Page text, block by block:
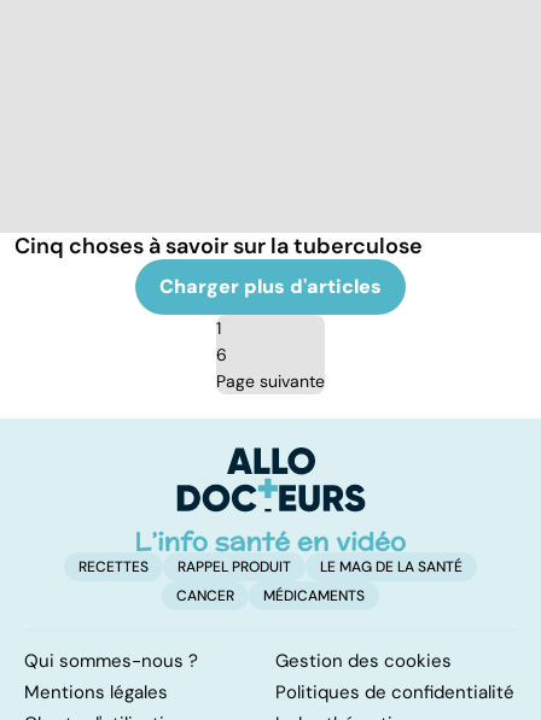
Cinq choses à savoir sur la tuberculose
Charger plus d'articles
1
6
Page suivante
RECETTES RAPPEL PRODUIT
LE MAG DE LA SANTÉ
CANCER
MÉDICAMENTS
Qui sommes-nous ?
Gestion des cookies
Mentions légales
Politiques de confidentialité